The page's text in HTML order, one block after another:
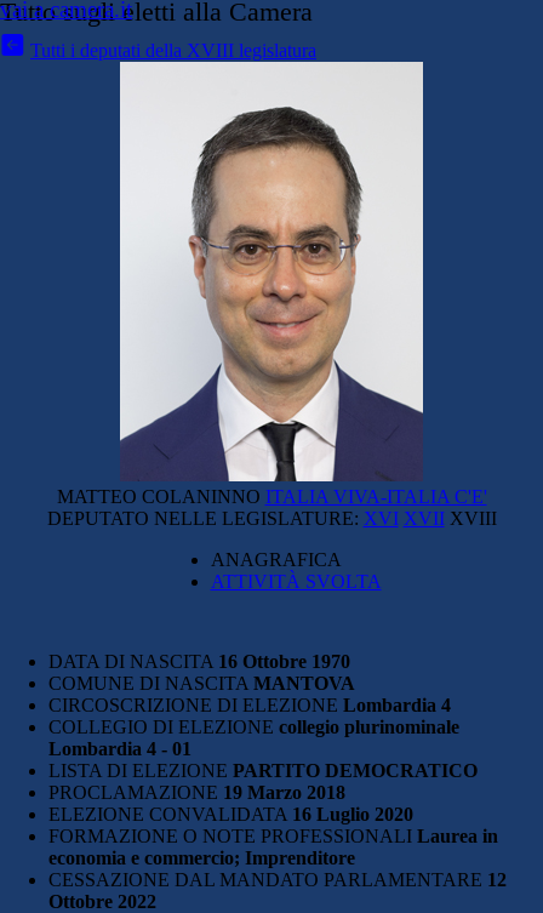
Tutto sugli eletti alla Camera
vai a camera.it
Tutti i deputati della XVIII legislatura
MATTEO COLANINNO ITALIA VIVA-ITALIA C'E'
DEPUTATO NELLE LEGISLATURE: XVI XVII XVIII
ANAGRAFICA
ATTIVITÀ SVOLTA
DATA DI NASCITA 16 Ottobre 1970
COMUNE DI NASCITA MANTOVA
CIRCOSCRIZIONE DI ELEZIONE Lombardia 4
COLLEGIO DI ELEZIONE collegio plurinominale
Lombardia 4 - 01
LISTA DI ELEZIONE PARTITO DEMOCRATICO
PROCLAMAZIONE 19 Marzo 2018
ELEZIONE CONVALIDATA 16 Luglio 2020
FORMAZIONE O NOTE PROFESSIONALI Laurea in
economia e commercio; Imprenditore
CESSAZIONE DAL MANDATO PARLAMENTARE 12
Ottobre 2022